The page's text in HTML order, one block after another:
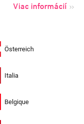
Viac informácií
Österreich
Italia
Belgique